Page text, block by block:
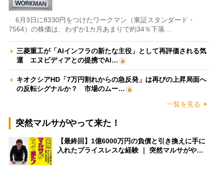
6月3日に8330円をつけたワークマン（東証スタンダード・
7564）の株価は、わずか1カ月あまりで約34％下落…
三菱重工が「AIインフラの新たな主役」として再評価される気
運 エヌビディアとの提携でAI…
キオクシアHD「7万円割れからの急反発」は再びの上昇局面へ
の反転シグナルか？ 市場のムー…
一覧を見る
突然マルサがやって来た！
【最終回】1億6000万円の負債と引き換えに手に
入れたプライスレスな経験 ｜ 突然マルサがや…